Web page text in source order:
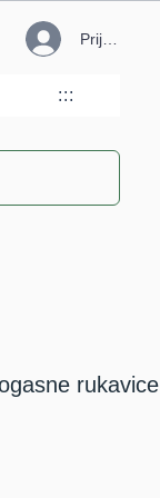
Prijava
:::
rukavice